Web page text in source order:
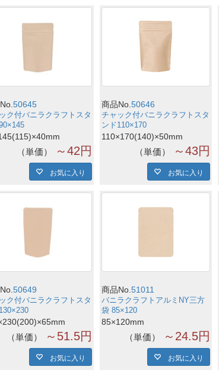
50645
ク付バニラクラフトスタ
単価 ～42円
お気に入り
商品No.50646
チャック付バニラクラフトスタ
ンド110×170
110×170(140)×50mm
単価 ～43円
お気に入り
50649
ク付バニラクラフトスタ
単価 ～51.5円
お気に入り
商品No.51011
バニラクラフトアルミNY三方
袋 85×120
85×120mm
単価 ～24.5円
お気に入り